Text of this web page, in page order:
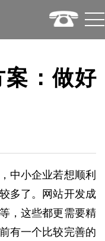
：做好
中小企业若想顺利
多了。网站开发成
，这些都更需要精
有一个比较完善的